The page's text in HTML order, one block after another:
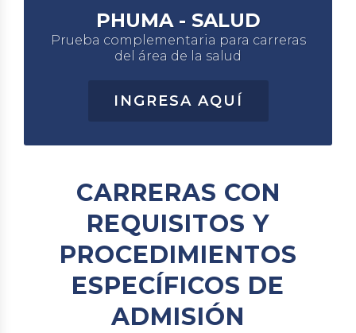
PHUMA - SALUD
Prueba complementaria para carreras
del área de la salud
INGRESA AQUÍ
CARRERAS CON
REQUISITOS Y
PROCEDIMIENTOS
ESPECÍFICOS DE
ADMISIÓN